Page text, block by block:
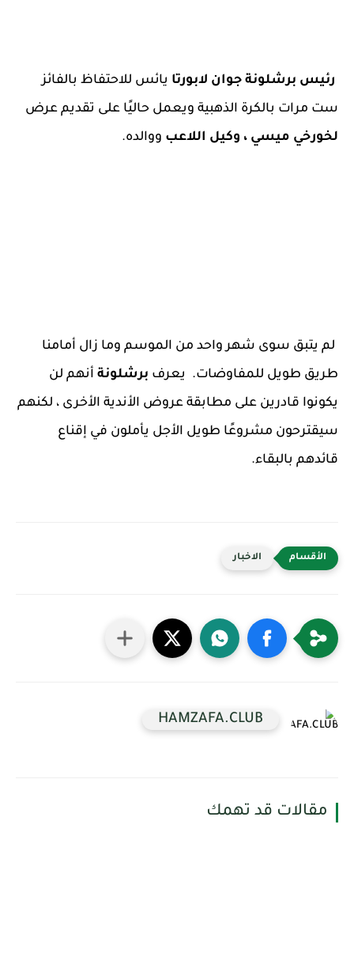
رئيس برشلونة جوان لابورتا يائس للاحتفاظ بالفائز
ست مرات بالكرة الذهبية ويعمل حاليًا على تقديم عرض
لخورخي ميسي ، وكيل اللاعب ووالده.
لم يتبق سوى شهر واحد من الموسم وما زال أمامنا
طريق طويل للمفاوضات. يعرف برشلونة أنهم لن
يكونوا قادرين على مطابقة عروض الأندية الأخرى ، لكنهم
سيقترحون مشروعًا طويل الأجل يأملون في إقناع
قائدهم بالبقاء.
الاخبار
HAMZAFA.CLUB
مقالات قد تهمك